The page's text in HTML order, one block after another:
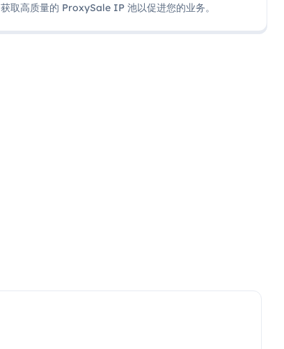
获取高质量的 ProxySale IP 池以促进您的业务。